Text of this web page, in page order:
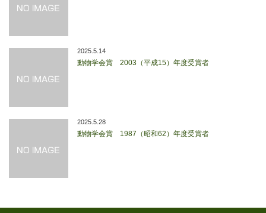
2025.5.14
動物学会賞 2003（平成15）年度受賞者
2025.5.28
動物学会賞 1987（昭和62）年度受賞者